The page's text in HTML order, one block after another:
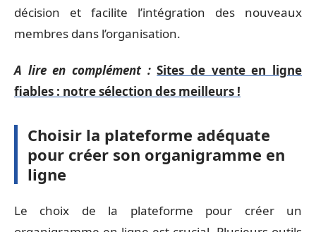
décision et facilite l’intégration des nouveaux
membres dans l’organisation.
A lire en complément : Sites de vente en ligne
fiables : notre sélection des meilleurs !
Choisir la plateforme adéquate
pour créer son organigramme en
ligne
Le choix de la plateforme pour créer un